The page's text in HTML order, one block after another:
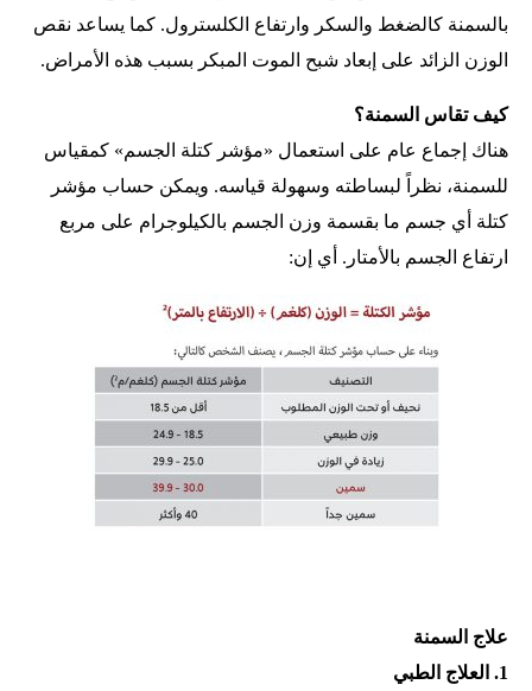
بالسمنة كالضغط والسكر وارتفاع الكلسترول. كما يساعد نقص
الوزن الزائد على إبعاد شبح الموت المبكر بسبب هذه الأمراض.
كيف تقاس السمنة؟
هناك إجماع عام على استعمال «مؤشر كتلة الجسم» كمقياس
للسمنة، نظراً لبساطته وسهولة قياسه. ويمكن حساب مؤشر
كتلة أي جسم ما بقسمة وزن الجسم بالكيلوجرام على مربع
ارتفاع الجسم بالأمتار. أي إن:
علاج السمنة
1. العلاج الطبي